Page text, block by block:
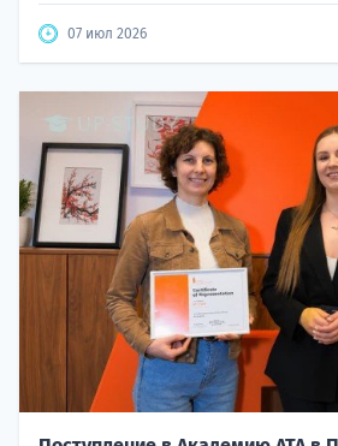
07 июл 2026